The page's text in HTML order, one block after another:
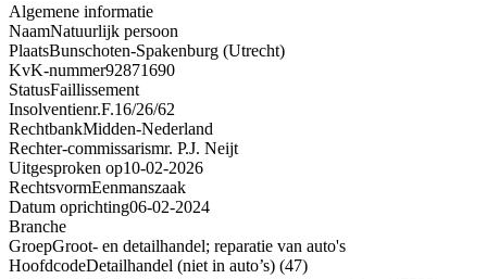
Algemene informatie
NaamNatuurlijk persoon
PlaatsBunschoten-Spakenburg (Utrecht)
KvK-nummer92871690
StatusFaillissement
Insolventienr.F.16/26/62
RechtbankMidden-Nederland
Rechter-commissarismr. P.J. Neijt
Uitgesproken op10-02-2026
RechtsvormEenmanszaak
Datum oprichting06-02-2024
Branche
GroepGroot- en detailhandel; reparatie van auto's
HoofdcodeDetailhandel (niet in auto’s) (47)